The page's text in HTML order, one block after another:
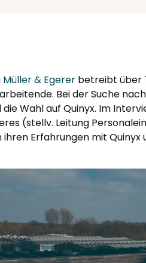
Müller & Egererbetreibt über
Bei der Suche
Wahl auf Quinyx. Im
(stellv. Leitung
Erfahrungen mit Quinyx